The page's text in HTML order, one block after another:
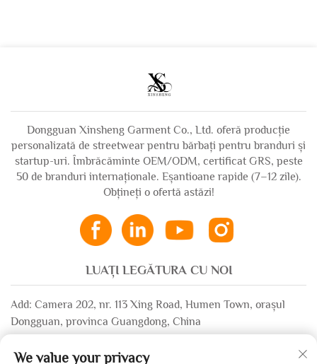
trening pentru
bărbați
Dongguan Xinsheng Garment Co., Ltd. oferă producție
personalizată de streetwear pentru bărbați pentru branduri și
startup-uri. Îmbrăcăminte OEM/ODM, certificat GRS, peste
50 de branduri internaționale. Eșantioane rapide (7–12 zile).
Obțineți o ofertă astăzi!
LUAȚI LEGĂTURA CU NOI
Add: Camera 202, nr. 113 Xing Road, Humen Town, orașul
Dongguan, provinca Guangdong, China
We value your privacy